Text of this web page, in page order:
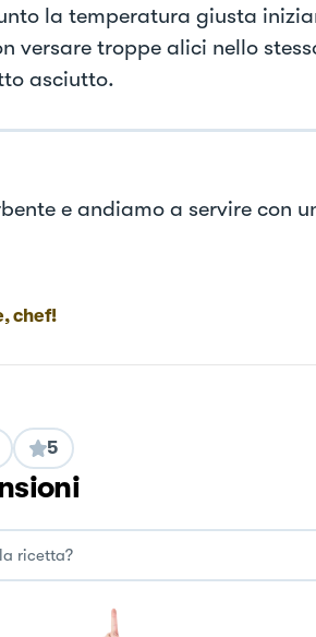
la temperatura giusta
versare troppe alici nello
asciutto.
e andiamo a servire con
chef!
5